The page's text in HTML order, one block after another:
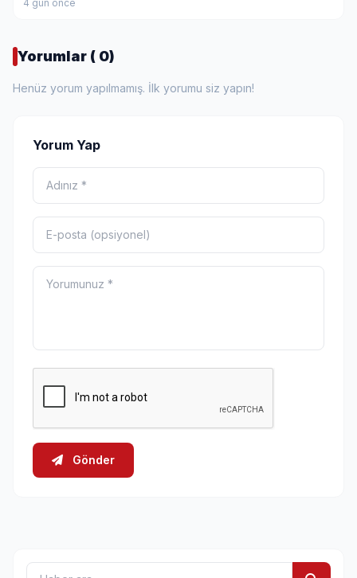
4 gün önce
Yorumlar ( 0)
Henüz yorum yapılmamış. İlk yorumu siz yapın!
Yorum Yap
Gönder